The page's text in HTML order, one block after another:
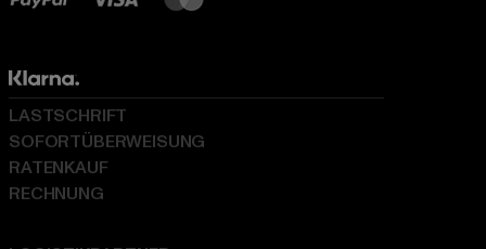
LASTSCHRIFT
SOFORTÜBERWEISUNG
RATENKAUF
RECHNUNG